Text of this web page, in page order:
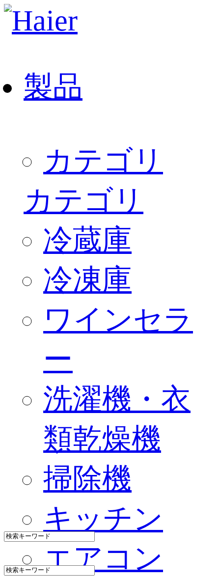
製品
カテゴリ
カテゴリ
冷蔵庫
冷凍庫
ワインセラ
ー
洗濯機・衣
類乾燥機
掃除機
キッチン
エアコン